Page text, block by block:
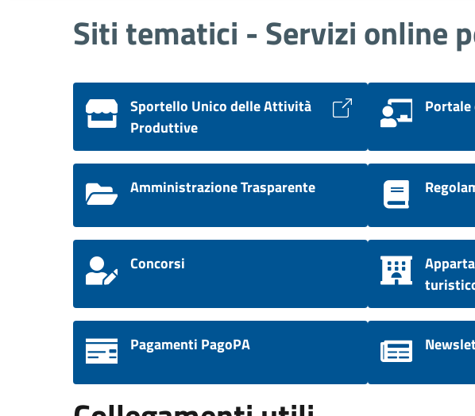
Siti tematici - Servizi online
Sportello Unico delle Attività
Produttive
Amministrazione Trasparente
Concorsi
Pagamenti PagoPA